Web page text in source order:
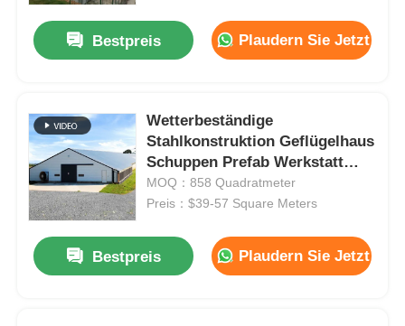
Bestpreis Plaudern Sie Jetzt
Wetterbeständige
Stahlkonstruktion Geflügelhaus
Schuppen Prefab Werkstatt
Gebäude
MOQ：858 Quadratmeter
Preis：$39-57 Square Meters
Bestpreis Plaudern Sie Jetzt